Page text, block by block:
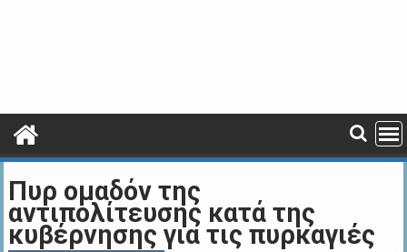
Πυρ ομαδόν της
αντιπολίτευσης κατά της
κυβέρνησης για τις πυρκαγιές